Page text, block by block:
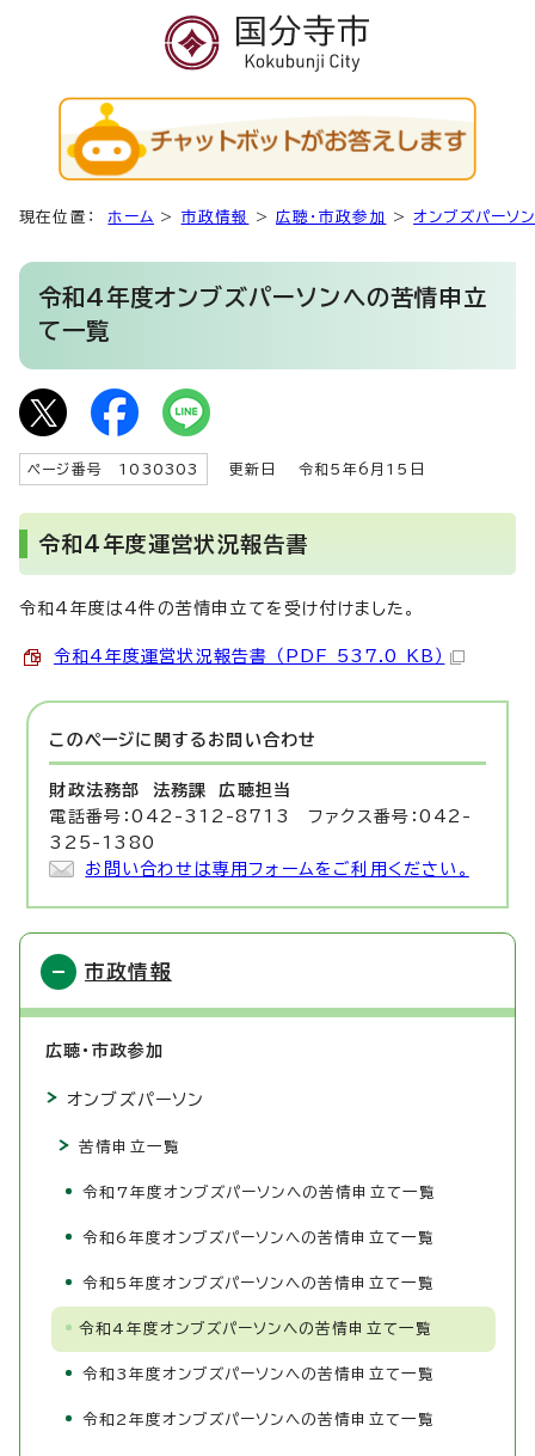
現在位置： ホーム > 市政情報 >広聴・市政参加 >オンブズパーソン
令和4年度オンブズパーソンへの苦情申立
て一覧
ページ番号 1030303 更新日 令和5年6月15日
令和4年度運営状況報告書
令和4年度は4件の苦情申立てを受け付けました。
令和4年度運営状況報告書 （PDF 537.0 KB）
このページに関する お問い合わせ
財政法務部 法務課 広聴担当
電話番号：042-312-8713 ファクス番号：042-
325-1380
お問い合わせは専用フォームをご利用ください。
市政情報
広聴・市政参加
オンブズパーソン
苦情申立一覧
令和7年度オンブズパーソンへの苦情申立て一覧
令和6年度オンブズパーソンへの苦情申立て一覧
令和5年度オンブズパーソンへの苦情申立て一覧
令和4年度オンブズパーソンへの苦情申立て一覧
令和3年度オンブズパーソンへの苦情申立て一覧
令和2年度オンブズパーソンへの苦情申立て一覧